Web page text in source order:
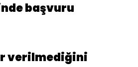
başvuru
verilmediğini